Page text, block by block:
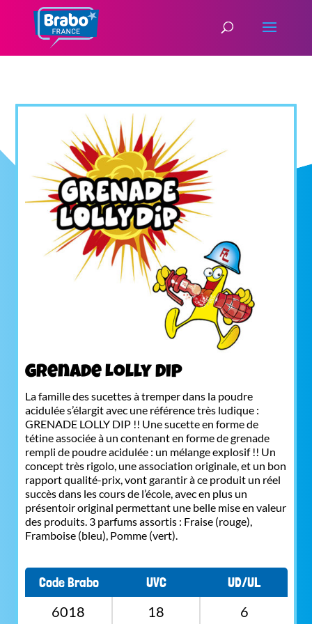
Grenade Lolly Dip
La famille des sucettes à tremper dans la poudre
acidulée s’élargit avec une référence très ludique :
GRENADE LOLLY DIP !! Une sucette en forme de
tétine associée à un contenant en forme de grenade
rempli de poudre acidulée : un mélange explosif !! Un
concept très rigolo, une association originale, et un bon
rapport qualité-prix, vont garantir à ce produit un réel
succès dans les cours de l’école, avec en plus un
présentoir original permettant une belle mise en valeur
des produits. 3 parfums assortis : Fraise (rouge),
Framboise (bleu), Pomme (vert).
Code Brabo UVC
UD/UL
6018
18 6